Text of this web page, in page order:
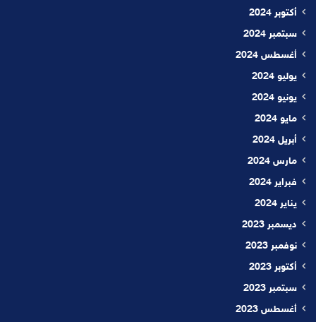
أكتوبر 2024
سبتمبر 2024
أغسطس 2024
يوليو 2024
يونيو 2024
مايو 2024
أبريل 2024
مارس 2024
فبراير 2024
يناير 2024
ديسمبر 2023
نوفمبر 2023
أكتوبر 2023
سبتمبر 2023
أغسطس 2023